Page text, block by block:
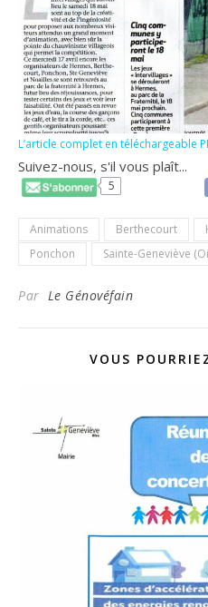
L’article complet en téléchargeable
Suivez-nous, s'il vous plaît...
5
Animations Berthecourt
Ponchon
Sainte-Geneviève
Par Le Génovéfain
VOUS